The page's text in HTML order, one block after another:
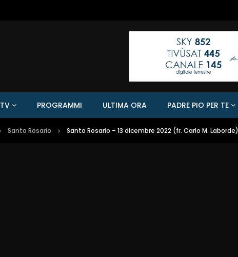
TV PROGRAMMI ULTIMA ORA PADRE PIO PER TE
Santo Rosario Santo Rosario – 13 dicembre 2022 (fr. Carlo M. Laborde)